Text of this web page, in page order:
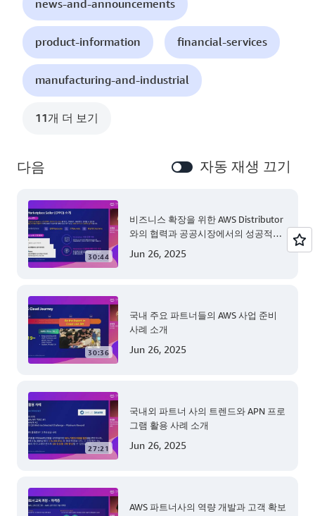
news-and-announcements
product-information financial-services
manufacturing-and-industrial
11개 더 보기
다음 자동 재생 끄기
30:44
비즈니스 확장을 위한 AWS Distributor
와의 협력과 공공시장에서의 성공적인
Jun 26, 2025
30:36
국내 주요 파트너들의 AWS 사업 준비
사례 소개
Jun 26, 2025
27:21
국내외 파트너 사의 트렌드와 APN 프로
그램 활용 사례 소개
Jun 26, 2025
AWS 파트너사의 역량 개발과 고객 확보